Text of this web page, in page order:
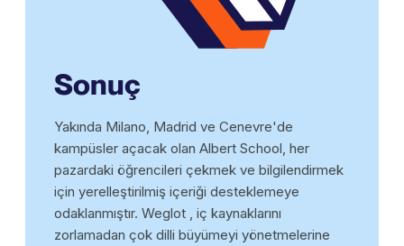
Sonuç
Yakında Milano, Madrid ve Cenevre'de
kampüsler açacak olan Albert School, her
pazardaki öğrencileri çekmek ve bilgilendirmek
için yerelleştirilmiş içeriği desteklemeye
odaklanmıştır. Weglot , iç kaynaklarını
zorlamadan çok dilli büyümeyi yönetmelerine